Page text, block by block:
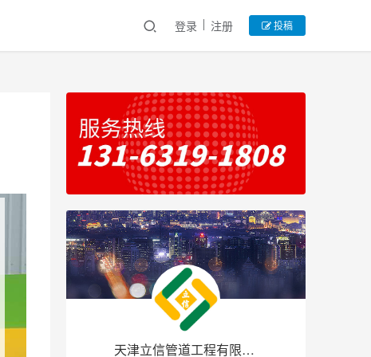
登录 注册 投稿
天津立信管道工程有限公司